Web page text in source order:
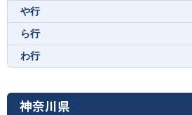
や行
ら行
わ行
神奈川県